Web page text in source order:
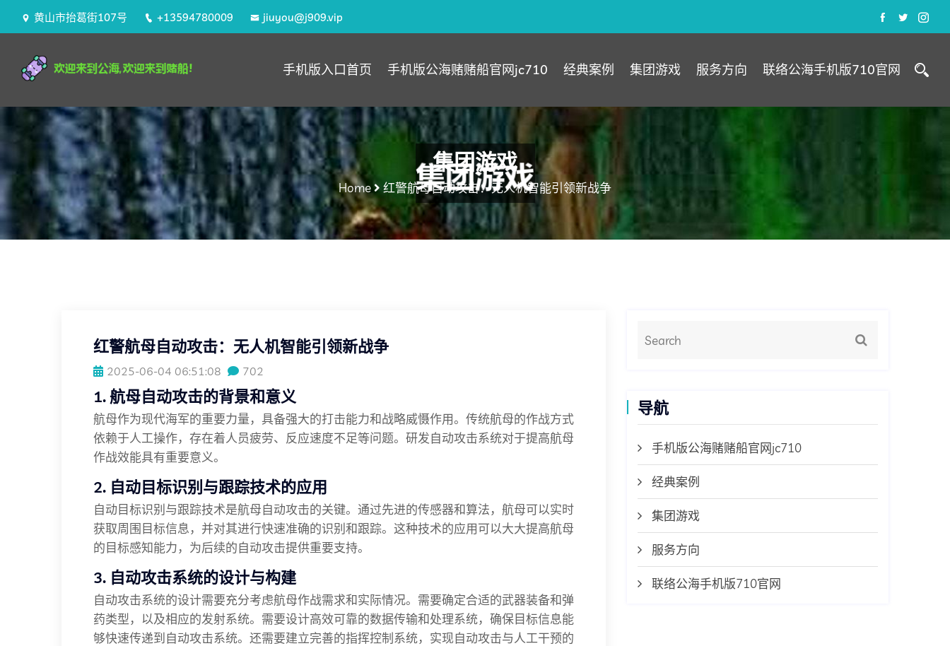
黄山市抬葛街107号 +13594780009 jiuyou@j909.vip
手机版入口首页 手机版公海赌赌船官网jc710 经典案例 集团游戏 服务方向 联络公海手机版710官网
集团游戏
Home 红警航母自动攻击：无人机智能引领新战争
红警航母自动攻击：无人机智能引领新战争
2025-06-04 06:51:08 702
1. 航母自动攻击的背景和意义
航母作为现代海军的重要力量，具备强大的打击能力和战略威慑作用。传统航母的作战方式
依赖于人工操作，存在着人员疲劳、反应速度不足等问题。研发自动攻击系统对于提高航母
作战效能具有重要意义。
2. 自动目标识别与跟踪技术的应用
自动目标识别与跟踪技术是航母自动攻击的关键。通过先进的传感器和算法，航母可以实时
获取周围目标信息，并对其进行快速准确的识别和跟踪。这种技术的应用可以大大提高航母
的目标感知能力，为后续的自动攻击提供重要支持。
3. 自动攻击系统的设计与构建
自动攻击系统的设计需要充分考虑航母作战需求和实际情况。需要确定合适的武器装备和弹
药类型，以及相应的发射系统。需要设计高效可靠的数据传输和处理系统，确保目标信息能
够快速传递到自动攻击系统。还需要建立完善的指挥控制系统，实现自动攻击与人工干预的
导航
手机版公海赌赌船官网jc710
经典案例
集团游戏
服务方向
联络公海手机版710官网